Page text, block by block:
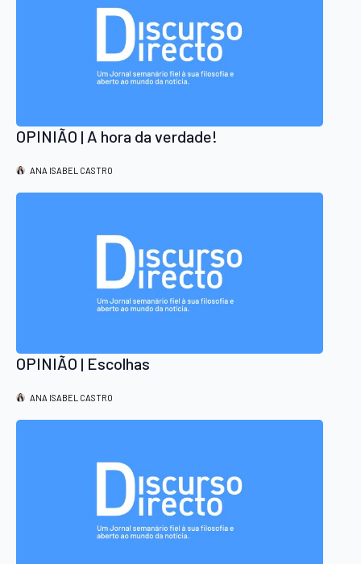
OPINIÃO | A hora da verdade!
ANA ISABEL CASTRO
OPINIÃO | Escolhas
ANA ISABEL CASTRO